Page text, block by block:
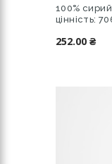
100%
цінність:
252.00 ₴